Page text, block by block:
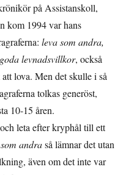
på Assistanskoll,
kom 1994 var hans
leva som andra,
goda levnadsvillkor, också
lova. Men det skulle i så
tolkas generöst,
10-15 åren.
leta efter kryphål till ett
andraså lämnar det utan
även om det inte var